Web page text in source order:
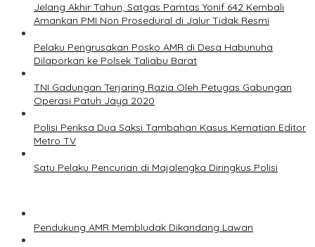
Jelang Akhir Tahun, Satgas Pamtas Yonif 642 Kembali
Amankan PMI Non Prosedural di Jalur Tidak Resmi
Pelaku Pengrusakan Posko AMR di Desa Habunuha
Dilaporkan ke Polsek Taliabu Barat
TNI Gadungan Terjaring Razia Oleh Petugas Gabungan
Operasi Patuh Jaya 2020
Polisi Periksa Dua Saksi Tambahan Kasus Kematian Editor
Metro TV
Satu Pelaku Pencurian di Majalengka Diringkus Polisi
Pendukung AMR Membludak Dikandang Lawan